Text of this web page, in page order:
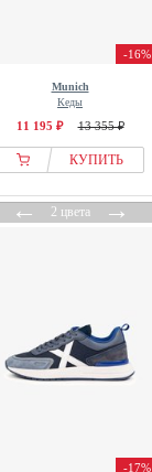
-16%
Munich
Кеды
11 195 ₽ 13 355 ₽
КУПИТЬ
←2 цвета→
-17%